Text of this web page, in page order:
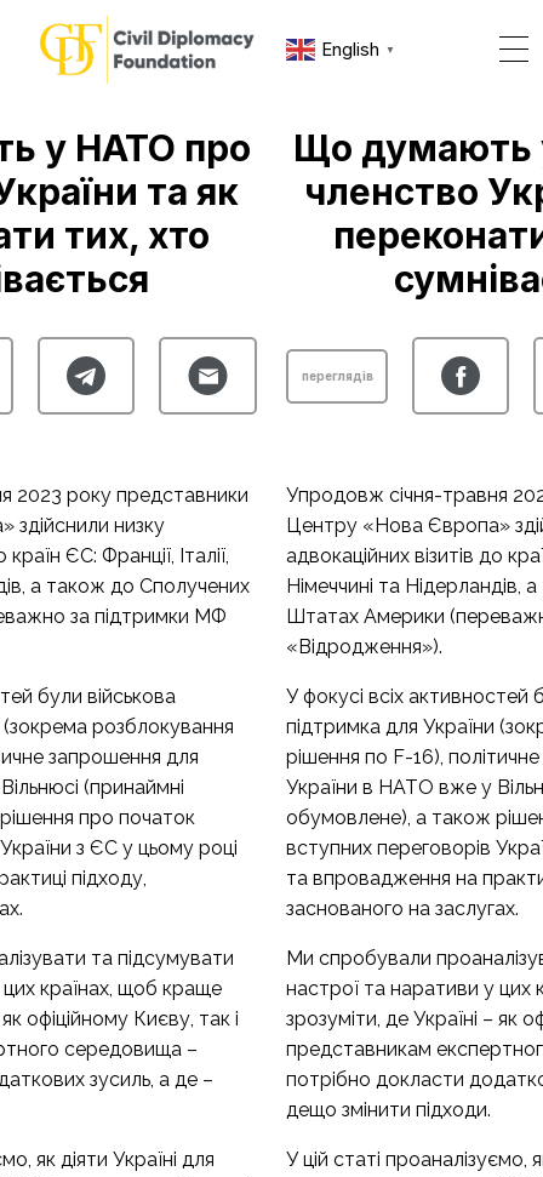
English ▼
у НАТО про
та як
тих, хто
2023 року представники
низку
ЄС: Франції, Італії,
а також до Сполучених
за підтримки МФ
були військова
розблокування
запрошення для
(принаймні
про початок
з ЄС у цьому році
підходу,
та підсумувати
країнах, щоб краще
офіційному Києву, так і
середовища –
зусиль, а де –
як діяти Україні для
Що думають
членство
переглядів
Упродовж січня-травня
Центру «Нова Європа»
адвокаційних візитів до
Німеччині та
Штатах Америки
«Відродження»).
У фокусі всіх активностей
підтримка для України
рішення по F-16),
України в НАТО вже у
обумовлене), а також
вступних переговорів
та впровадження на
заснованого на заслугах.
Ми спробували
настрої та наративи у цих
зрозуміти, де Україні – як
представникам
потрібно докласти
дещо змінити підходи.
У цій статі проаналізуємо,